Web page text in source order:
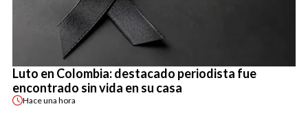
Luto en Colombia: destacado periodista fue
encontrado sin vida en su casa
Haceuna hora